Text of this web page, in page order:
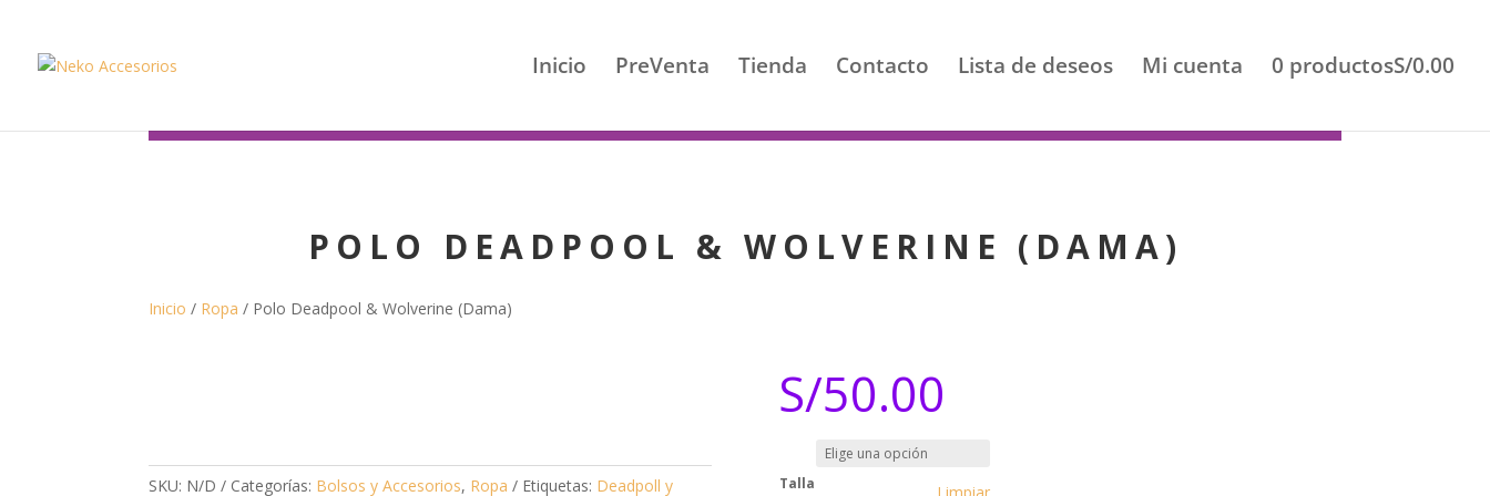
Inicio PreVenta Tienda Contacto Lista de deseos Mi cuenta 0 productosS/0.00
POLO DEADPOOL & WOLVERINE (DAMA)
Inicio / Ropa / Polo Deadpool & Wolverine (Dama)
SKU: N/D Categorías: Bolsos y Accesorios, Ropa Etiquetas: Deadpoll y
S/50.00
Talla Limpiar